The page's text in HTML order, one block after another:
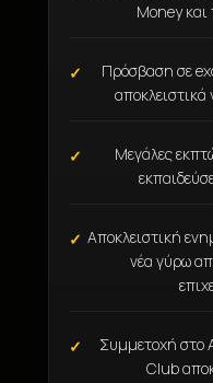
Money και
Πρόσβαση σε
Μεγάλες
Αποκλειστική
νέα γύρω
Συμμετοχή στο
Club